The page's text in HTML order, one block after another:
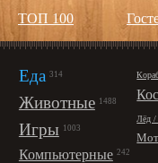
ТОП 100
Еда 314
Животные 1488
Игры 1003
Компьютерные 242
Лёд